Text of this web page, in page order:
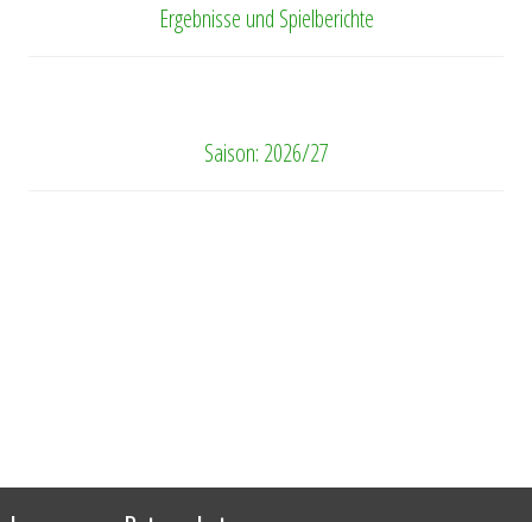
Ergebnisse und Spielberichte
Saison: 2026/27